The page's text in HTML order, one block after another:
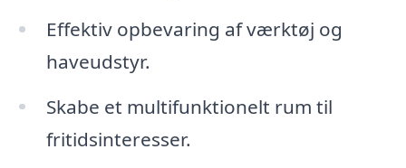
Effektiv opbevaring af værktøj og
haveudstyr.
Skabe et multifunktionelt rum til
fritidsinteresser.